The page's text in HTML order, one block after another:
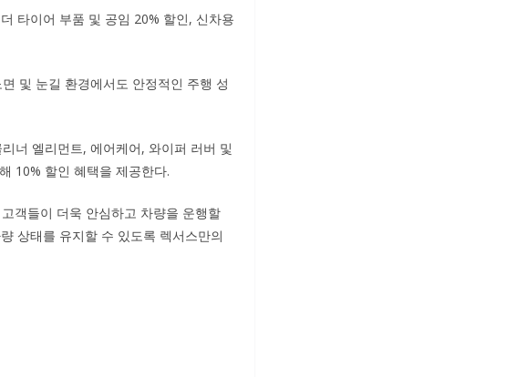
타이어 부품 및 공임 20% 할인, 신차용
및 눈길 환경에서도 안정적인 주행 성
너 엘리먼트, 에어케어, 와이퍼 러버 및
10% 할인 혜택을 제공한다.
객들이 더욱 안심하고 차량을 운행할
상태를 유지할 수 있도록 렉서스만의